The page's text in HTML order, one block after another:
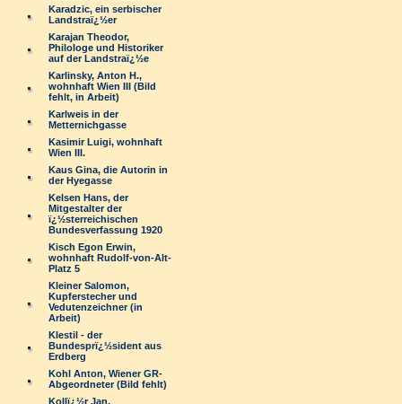
Karadzic, ein serbischer
Landstraï¿½er
Karajan Theodor,
Philologe und Historiker
auf der Landstraï¿½e
Karlinsky, Anton H.,
wohnhaft Wien III (Bild
fehlt, in Arbeit)
Karlweis in der
Metternichgasse
Kasimir Luigi, wohnhaft
Wien III.
Kaus Gina, die Autorin in
der Hyegasse
Kelsen Hans, der
Mitgestalter der
ï¿½sterreichischen
Bundesverfassung 1920
Kisch Egon Erwin,
wohnhaft Rudolf-von-Alt-
Platz 5
Kleiner Salomon,
Kupferstecher und
Vedutenzeichner (in
Arbeit)
Klestil - der
Bundesprï¿½sident aus
Erdberg
Kohl Anton, Wiener GR-
Abgeordneter (Bild fehlt)
Kollï¿½r Jan,